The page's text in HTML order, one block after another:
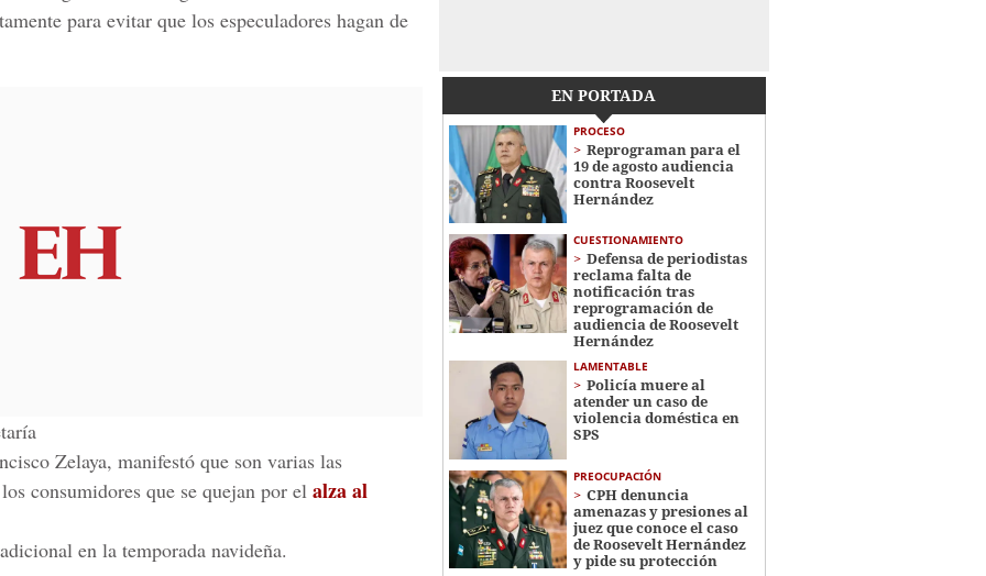
para evitar que los especuladores hagan de
Zelaya, manifestó que son varias las
consumidores que se quejan por el alza al
en la temporada navideña.
EN PORTADA
PROCESO
Reprograman para el
19 de agosto audiencia
contra Roosevelt
Hernández
CUESTIONAMIENTO
Defensa de periodistas
reclama falta de
notificación tras
reprogramación de
audiencia de Roosevelt
Hernández
LAMENTABLE
Policía muere al
atender un caso de
violencia doméstica en
SPS
PREOCUPACIÓN
CPH denuncia
amenazas y presiones al
juez que conoce el caso
de Roosevelt Hernández
y pide su protección